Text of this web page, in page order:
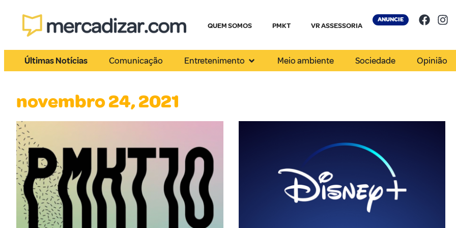
QUEM SOMOS PMKT VR ASSESSORIA
ANUNCIE
Últimas Notícias Comunicação Entretenimento Meio ambiente Sociedade Opinião
novembro 24, 2021